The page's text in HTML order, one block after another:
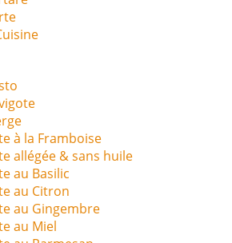
à la Framboise
allégée & sans huile
au Basilic
au Citron
au Gingembre
au Miel